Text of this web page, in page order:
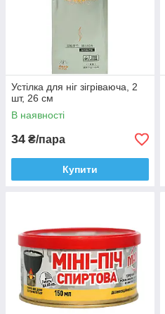
Устілка для ніг зігріваюча, 2
шт, 26 см
В наявності
34 ₴/пара
Купити